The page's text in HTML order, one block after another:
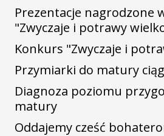
Prezentacje nagrodzone
"Zwyczaje i potrawy
Konkurs "Zwyczaje i
Przymiarki do matury
Diagnoza poziomu
matury
Oddajemy cześć